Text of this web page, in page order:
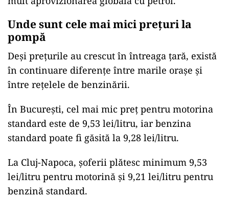
Unde sunt cele mai mici prețuri la
pompă
Deși prețurile au crescut în întreaga țară, există
în continuare diferențe între marile orașe și
între rețelele de benzinării.
În București, cel mai mic preț pentru motorina
standard este de 9,53 lei/litru, iar benzina
standard poate fi găsită la 9,28 lei/litru.
La Cluj-Napoca, șoferii plătesc minimum 9,53
lei/litru pentru motorină și 9,21 lei/litru pentru
benzină standard.